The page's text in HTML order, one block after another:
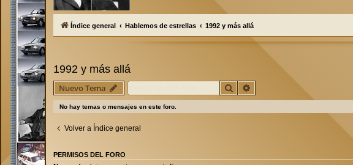
Índice general Hablemos de estrellas 1992 y más allá
1992 y más allá
Nuevo Tema Buscar Búsqueda avanzada
No hay temas o mensajes en este foro.
Volver a Índice general
PERMISOS DEL FORO